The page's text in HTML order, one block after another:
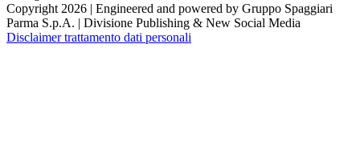
Copyright 2026 | Engineered and powered by Gruppo Spaggiari
Parma S.p.A. | Divisione Publishing & New Social Media
Disclaimer trattamento dati personali